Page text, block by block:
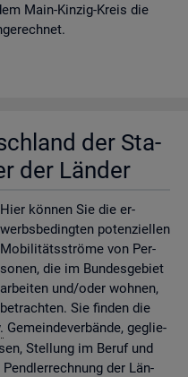
Main-Kinzig-Kreis die
der Sta­
der Län­der
Hier kön­nen Sie die er­
werbs­be­ding­ten po­ten­zi­el­len
Mo­bi­li­täts­strö­me von Per­
so­nen, die im Bun­des­ge­biet
ar­bei­ten und/oder woh­nen,
be­trach­ten. Sie fin­den die
Ge­mein­de­ver­bän­de, ge­glie­
Stel­lung im Beruf und
der Län­